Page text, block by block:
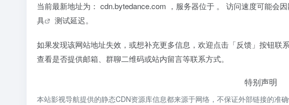
当前最新地址为： cdn.bytedance.com ，服务器位于 。 访问速度可能会
具
测试延迟。
如果发现该网站地址失效，或想补充更多信息，欢迎点击「反馈」按钮联
查看是否提供邮箱、群聊二维码或站内留言等联系方式。
特别声明
本站影视导航提供的静态CDN资源库信息都来源于网络，不保证外部链接的准